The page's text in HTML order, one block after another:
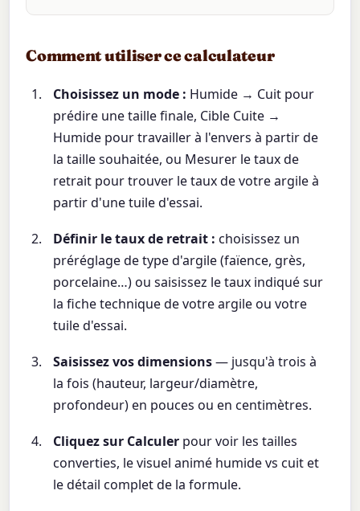
Comment utiliser ce calculateur
Choisissez un mode : Humide → Cuit pour
prédire une taille finale, Cible Cuite →
Humide pour travailler à l'envers à partir de
la taille souhaitée, ou Mesurer le taux de
retrait pour trouver le taux de votre argile à
partir d'une tuile d'essai.
Définir le taux de retrait : choisissez un
préréglage de type d'argile (faïence, grès,
porcelaine…) ou saisissez le taux indiqué sur
la fiche technique de votre argile ou votre
tuile d'essai.
Saisissez vos dimensions— jusqu'à trois à
la fois (hauteur, largeur/diamètre,
profondeur) en pouces ou en centimètres.
Cliquez sur Calculer pour voir les tailles
converties, le visuel animé humide vs cuit et
le détail complet de la formule.